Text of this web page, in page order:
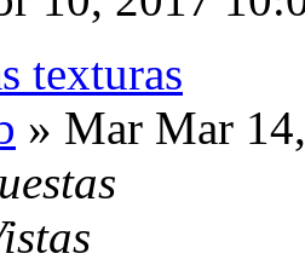
texturas
» Mar Mar